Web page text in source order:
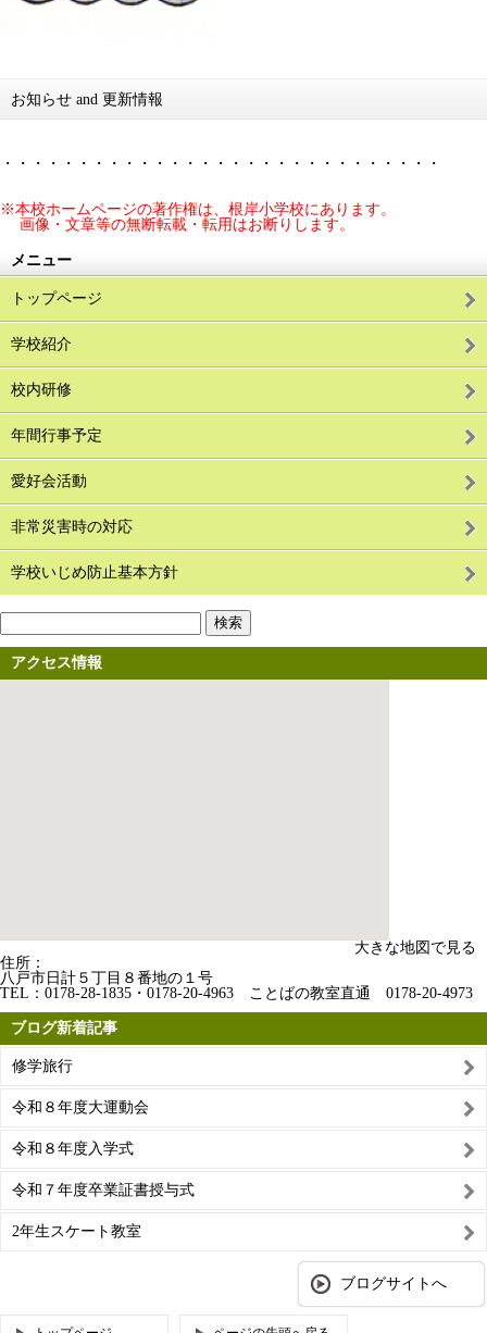
お知らせ and 更新情報
・・・・・・・・・・・・・・・・・・・・・・・・・・・・・
※本校ホームページの著作権は、根岸小学校にあります。
画像・文章等の無断転載・転用はお断りします。
メニュー
トップページ
学校紹介
校内研修
年間行事予定
愛好会活動
非常災害時の対応
学校いじめ防止基本方針
アクセス情報
大きな地図で見る
住所：
八戸市日計５丁目８番地の１号
TEL： 0178-28-1835・0178-20-4963 ことばの教室直通 0178-20-4973
ブログ新着記事
修学旅行
令和８年度大運動会
令和８年度入学式
令和７年度卒業証書授与式
2年生スケート教室
ブログサイトへ